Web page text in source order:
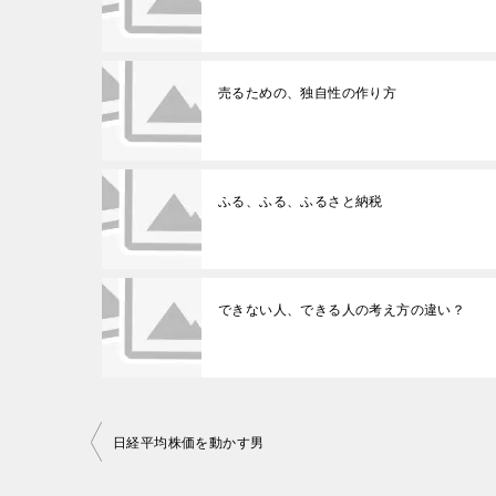
売るための、独自性の作り方
ふる、ふる、ふるさと納税
できない人、できる人の考え方の違い？
投
日経平均株価を動かす男